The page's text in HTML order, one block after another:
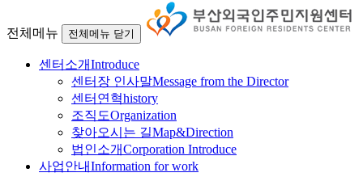
전체메뉴 전체메뉴 닫기
센터소개Introduce
센터장 인사말Message from the Director
센터연혁history
조직도Organization
찾아오시는 길Map&Direction
법인소개Corporation Introduce
사업안내Information for work